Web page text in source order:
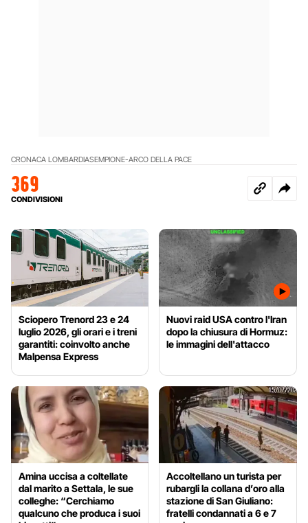
CRONACA LOMBARDIASEMPIONE-ARCO DELLA PACE
369
CONDIVISIONI
Sciopero Trenord 23 e 24
luglio 2026, gli orari e i treni
garantiti: coinvolto anche
Malpensa Express
Nuovi raid USA contro l'Iran
dopo la chiusura di Hormuz:
le immagini dell'attacco
Amina uccisa a coltellate
dal marito a Settala, le sue
colleghe: “Cerchiamo
qualcuno che produca i suoi
Accoltellano un turista per
rubargli la collana d’oro alla
stazione di San Giuliano:
fratelli condannati a 6 e 7